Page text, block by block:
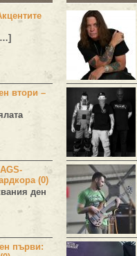
втори –
(0)
ден
първи: